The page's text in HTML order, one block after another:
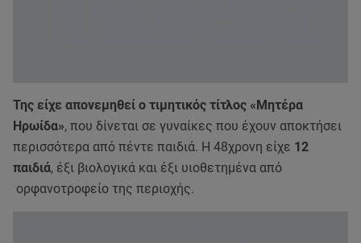
Της είχε απονεμηθεί ο τιμητικός τίτλος «Μητέρα
Ηρωίδα», που δίνεται σε γυναίκες που έχουν αποκτήσει
περισσότερα από πέντε παιδιά. Η 48χρονη είχε 12
παιδιά, έξι βιολογικά και έξι υιοθετημένα από
ορφανοτροφείο της περιοχής.